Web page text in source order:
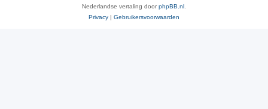
Nederlandse vertaling doorphpBB.nl
Privacy | Gebruikersvoorwaarden